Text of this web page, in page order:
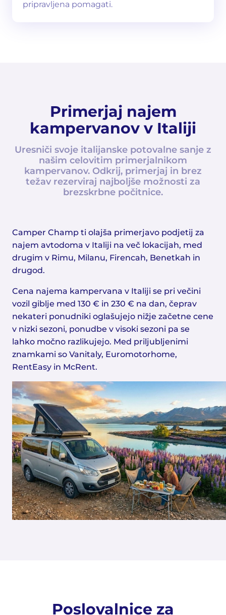
pripravljena pomagati.
Primerjaj najem
kampervanov v Italiji
Uresniči svoje italijanske potovalne sanje z
našim celovitim primerjalnikom
kampervanov. Odkrij, primerjaj in brez
težav rezerviraj najboljše možnosti za
brezskrbne počitnice.
Camper Champ ti olajša primerjavo podjetij za
najem avtodoma v Italiji na več lokacijah, med
drugim v Rimu, Milanu, Firencah, Benetkah in
drugod.
Cena najema kampervana v Italiji se pri večini
vozil giblje med 130 € in 230 € na dan, čeprav
nekateri ponudniki oglašujejo nižje začetne cene
v nizki sezoni, ponudbe v visoki sezoni pa se
lahko močno razlikujejo. Med priljubljenimi
znamkami so Vanitaly, Euromotorhome,
RentEasy in McRent.
Poslovalnice za